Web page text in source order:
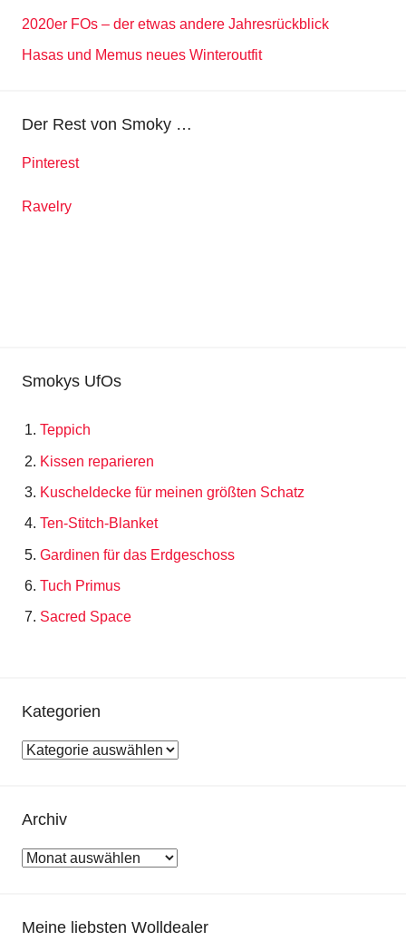
2020er FOs – der etwas andere Jahresrückblick
Hasas und Memus neues Winteroutfit
Der Rest von Smoky …
Pinterest
Ravelry
Smokys UfOs
Teppich
Kissen reparieren
Kuscheldecke für meinen größten Schatz
Ten-Stitch-Blanket
Gardinen für das Erdgeschoss
Tuch Primus
Sacred Space
Kategorien
Kategorien
Archiv
Archiv
Meine liebsten Wolldealer